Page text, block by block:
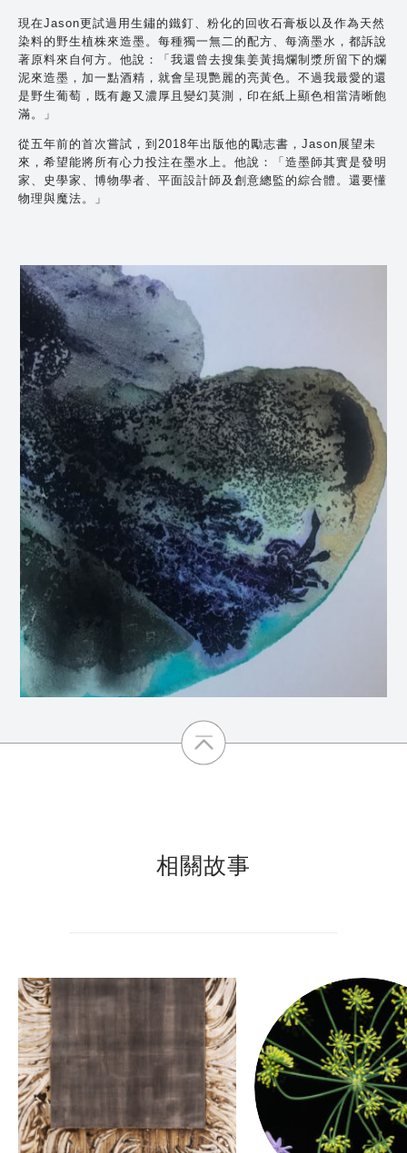
現在Jason更試過用生鏽的鐵釘、粉化的回收石膏板以及作為天然
染料的野生植株來造墨。每種獨一無二的配方、每滴墨水，都訴說
著原料來自何方。他說：「我還曾去搜集姜黃搗爛制漿所留下的爛
泥來造墨，加一點酒精，就會呈現艷麗的亮黃色。不過我最愛的還
是野生葡萄，既有趣又濃厚且變幻莫測，印在紙上顯色相當清晰飽
滿。」
從五年前的首次嘗試，到2018年出版他的勵志書，Jason展望未
來，希望能將所有心力投注在墨水上。他說：「造墨師其實是發明
家、史學家、博物學者、平面設計師及創意總監的綜合體。還要懂
物理與魔法。」
相關故事